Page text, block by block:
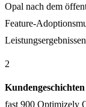
Opal nach dem
Feature-
2
fast 900 Optimizely